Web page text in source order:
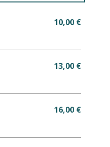
10,00 €
13,00 €
16,00 €